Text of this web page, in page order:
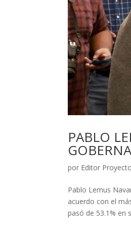
PABLO
por Editor Proyecto
Pablo Lemus
acuerdo con el
pasó de 53.1% en